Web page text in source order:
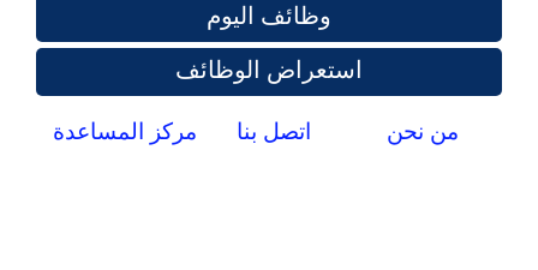
وظائف اليوم
استعراض الوظائف
من نحن اتصل بنا مركز المساعدة